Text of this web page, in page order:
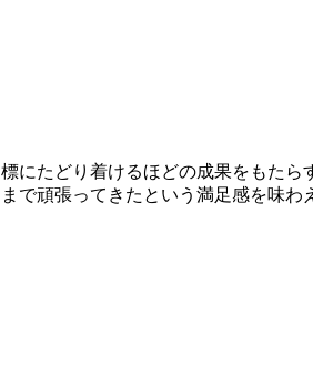
にたどり着けるほどの成果をもた
で頑張ってきたという満足感を味わ